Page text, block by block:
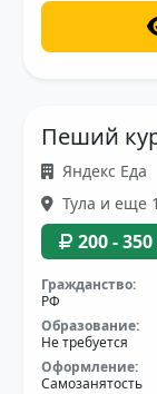
Пеший
Яндекс Еда
Тула и еще
200 -
Гражданство:
РФ
Образование:
Не требуется
Оформление:
Самозанятость